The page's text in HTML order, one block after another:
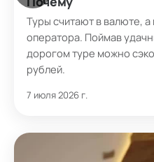
Туры считают в валюте, а
оператора. Поймав
дорогом туре можно
рублей.
7 июля 2026 г.